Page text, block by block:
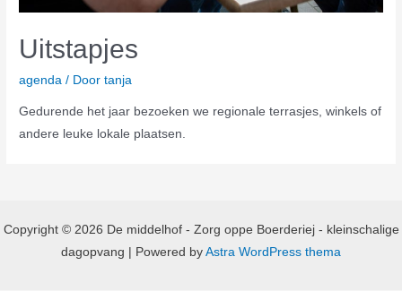
Uitstapjes
agenda / Doortanja
Gedurende het jaar bezoeken we regionale terrasjes, winkels of
andere leuke lokale plaatsen.
Copyright © 2026 De middelhof - Zorg oppe Boerderiej - kleinschalige
dagopvang | Powered by Astra WordPress thema